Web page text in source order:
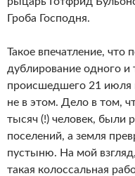
Гроба Господня.
Такое впечатление, что
дублирование одного и
происшедшего 21 июля
не в этом. Дело в том,
тысяч (!) человек, были
поселений, а земля
пустыню. На мой
такая колоссальная